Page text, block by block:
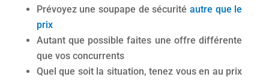
Prévoyez une soupape de sécurité autre que le
prix
Autant que possible faites une offre différente
que vos concurrents
Quel que soit la situation, tenez vous en au prix